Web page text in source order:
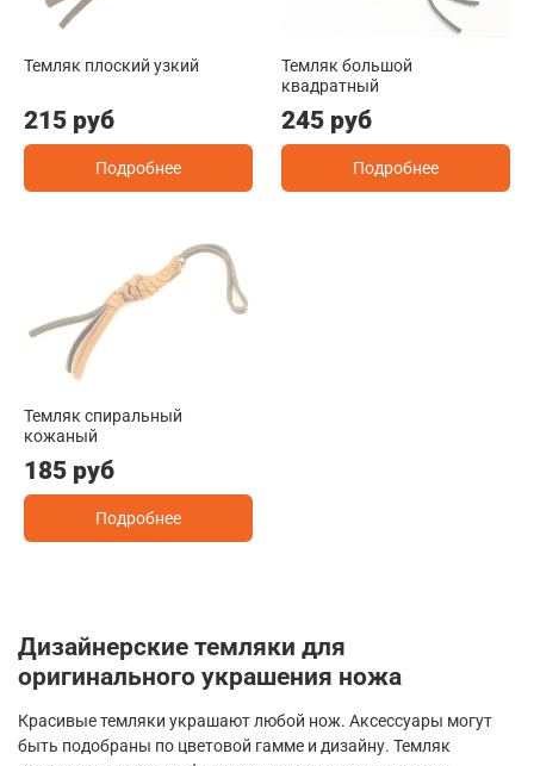
Темляк плоский узкий
215 руб
Подробнее
Темляк большой
квадратный
245 руб
Подробнее
Темляк спиральный
кожаный
185 руб
Подробнее
Дизайнерские темляки для
оригинального украшения ножа
Красивые темляки украшают любой нож. Аксессуары могут
быть подобраны по цветовой гамме и дизайну. Темляк